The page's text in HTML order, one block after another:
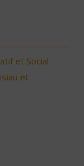
et Social
et